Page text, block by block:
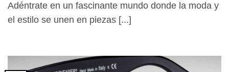
Adéntrate en un fascinante mundo donde la moda y
el estilo se unen en piezas [...]